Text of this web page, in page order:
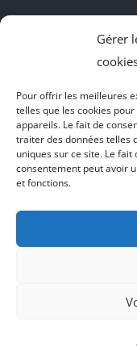
Gérer
Pour offrir les meilleures
telles que les cookies
appareils. Le fait de
traiter des données telles
uniques sur ce site. Le
consentement peut avoir
et fonctions.
Agence de
Vecteur de
L'instant Ki
Il parlent de